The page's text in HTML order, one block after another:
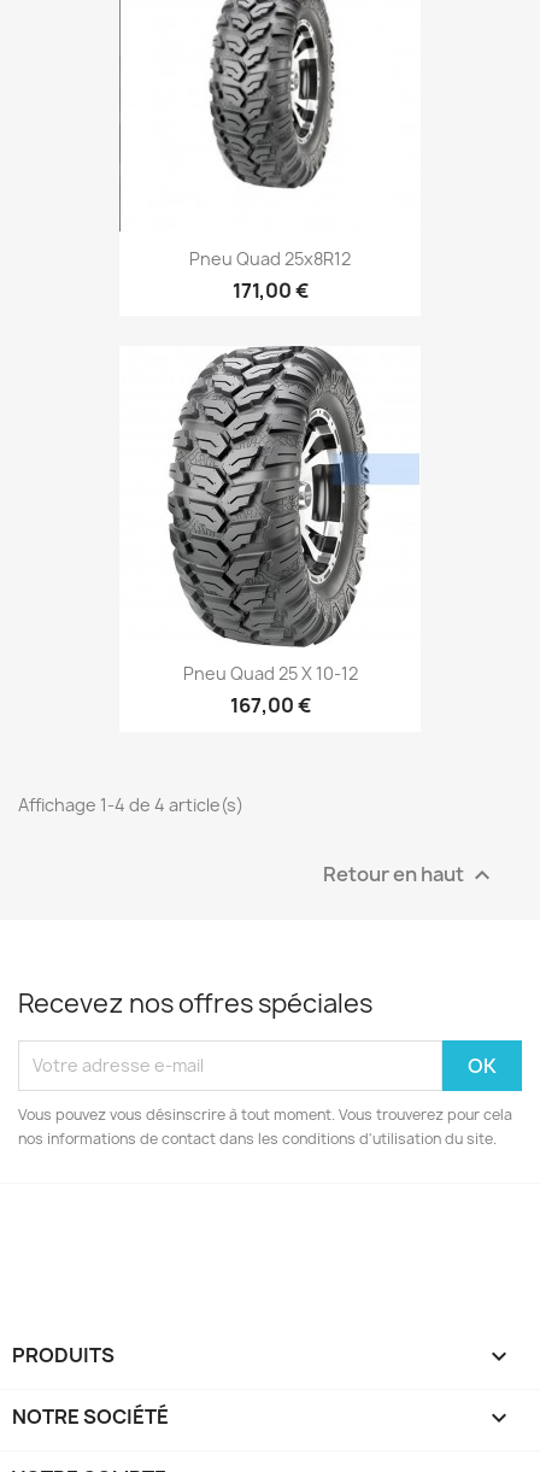
Pneu Quad 25x8R12
171,00 €
Pneu Quad 25 X 10-12
167,00 €
Affichage 1-4 de 4 article(s)
Retour en haut 
Recevez nos offres spéciales
Vous pouvez vous désinscrire à tout moment. Vous trouverez pour cela
nos informations de contact dans les conditions d'utilisation du site.
PRODUITS 
NOTRE SOCIÉTÉ 